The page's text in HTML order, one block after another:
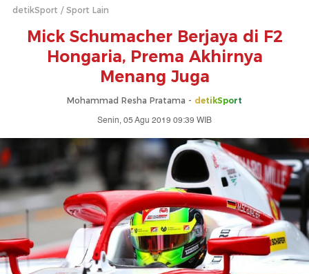
detikSport Sport Lain
Mick Schumacher Berjaya di F2
Hongaria, Prema Akhirnya
Menang Juga
Mohammad Resha Pratama - detikSport
Senin, 05 Agu 2019 09:39 WIB